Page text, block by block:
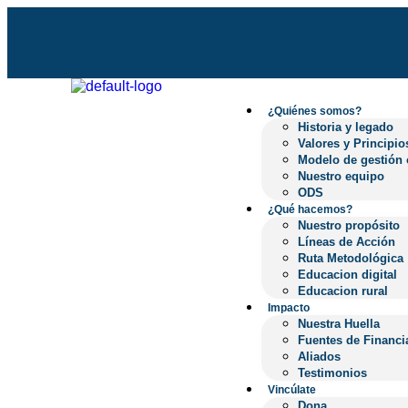
¿Quiénes somos?
Historia y legado
Valores y
Modelo de gestión
Nuestro equipo
ODS
¿Qué hacemos?
Nuestro propósito
Líneas de Acción
Ruta Metodológica
Educacion digital
Educacion rural
Impacto
Nuestra Huella
Fuentes de
Aliados
Testimonios
Vincúlate
Valores y Principios
Nuestro equipo
ODS
¿Qué hacemos?
Nuestro propósito
Líneas de Acción
Ruta Metodológica
Educacion digital
Educacion rural
Impacto
Nuestra Huella
Fuentes de
Aliados
Testimonios
Vincúlate
Dona
Beneficios tributarios
Contáctanos
Blog
Artículos